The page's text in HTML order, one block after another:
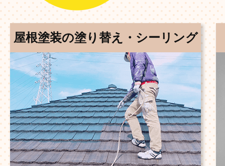
屋根塗装の塗り替え・シーリング